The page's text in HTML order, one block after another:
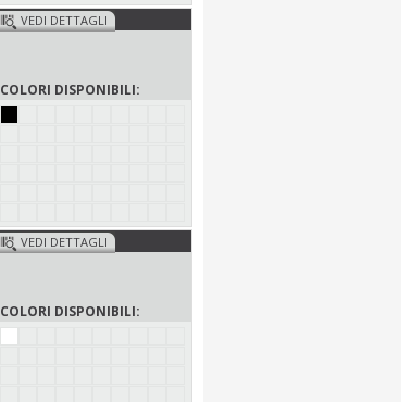
VEDI DETTAGLI
COLORI DISPONIBILI:
VEDI DETTAGLI
COLORI DISPONIBILI: